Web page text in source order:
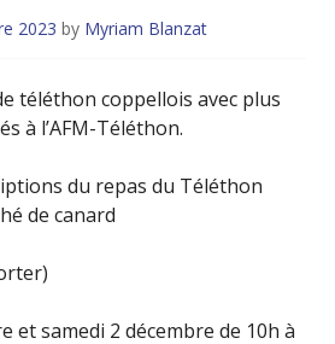
2023 by Myriam Blanzat
téléthon coppellois avec plus
à l’AFM-Téléthon.
du repas du Téléthon
de canard
et samedi 2 décembre de 10h à